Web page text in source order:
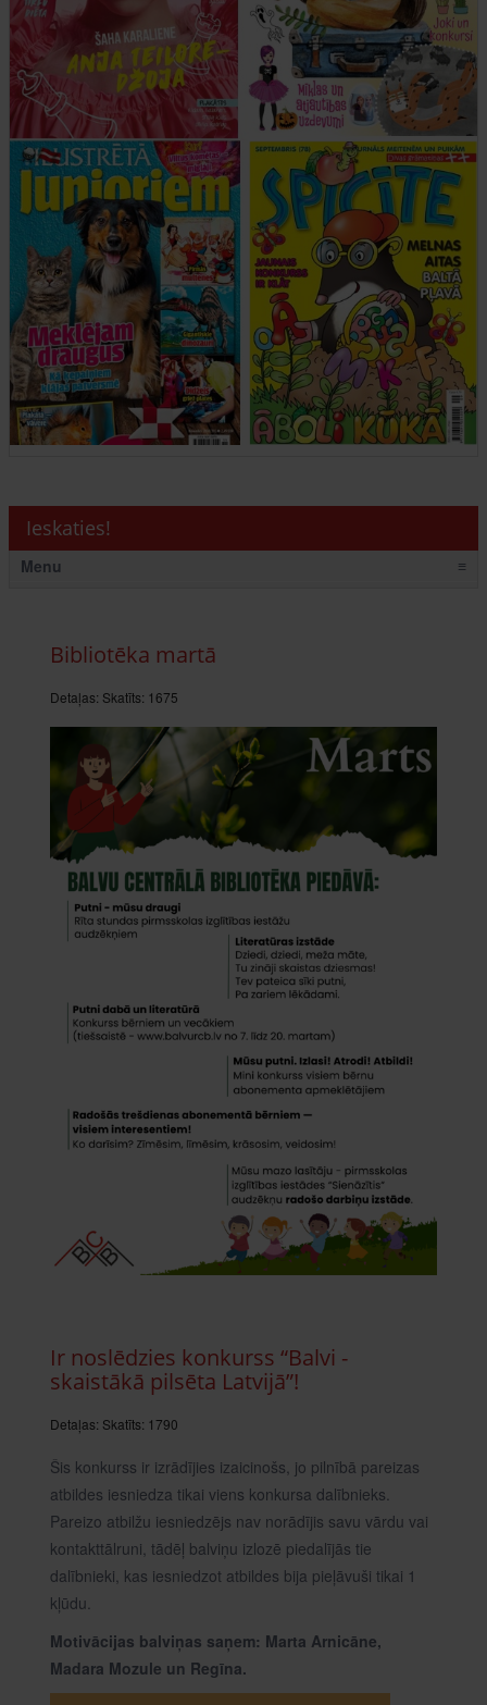
Ieskaties!
Menu ≡
Bibliotēka martā
Detaļas: Skatīts: 1675
Ir noslēdzies konkurss “Balvi -
skaistākā pilsēta Latvijā”!
Detaļas: Skatīts: 1790
Šis konkurss ir izrādījies izaicinošs, jo pilnībā pareizas
atbildes iesniedza tikai viens konkursa dalībnieks.
Pareizo atbilžu iesniedzējs nav norādījis savu vārdu vai
kontakttālruni, tādēļ balviņu izlozē piedalījās tie
dalībnieki, kas iesniedzot atbildes bija pieļāvuši tikai 1
kļūdu.
Motivācijas balviņas saņem: Marta Arnicāne,
Madara Mozule un Regīna.